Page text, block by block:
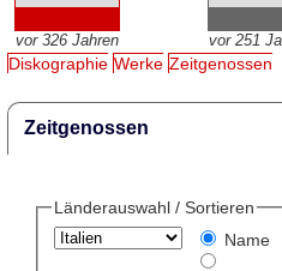
vor 326 Jahren vor 251
Diskographie Werke Zeitgenossen
Zeitgenossen
Länderauswahl / Sortieren
Name